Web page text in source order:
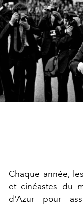
Chaque année,
et cinéastes du
d'Azur pour